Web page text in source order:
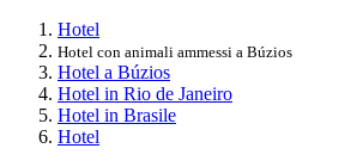
Hotel
Hotel con animali ammessi a Búzios
Hotel a Búzios
Hotel in Rio de Janeiro
Hotel in Brasile
Hotel